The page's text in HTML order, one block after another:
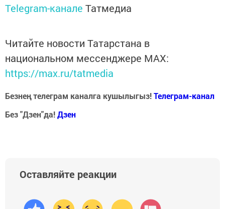
Telegram-канале Татмедиа
Читайте новости Татарстана в
национальном мессенджере MАХ:
https://max.ru/tatmedia
Безнең телеграм каналга кушылыгыз!Телеграм-канал
Без "Дзен"да!Дзен
Оставляйте реакции